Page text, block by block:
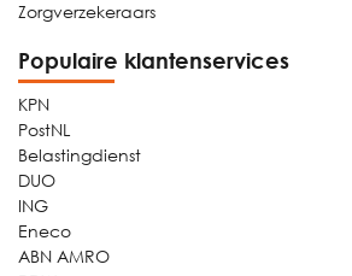
Zorgverzekeraars
Populaire klantenservices
KPN
PostNL
Belastingdienst
DUO
ING
Eneco
ABN AMRO